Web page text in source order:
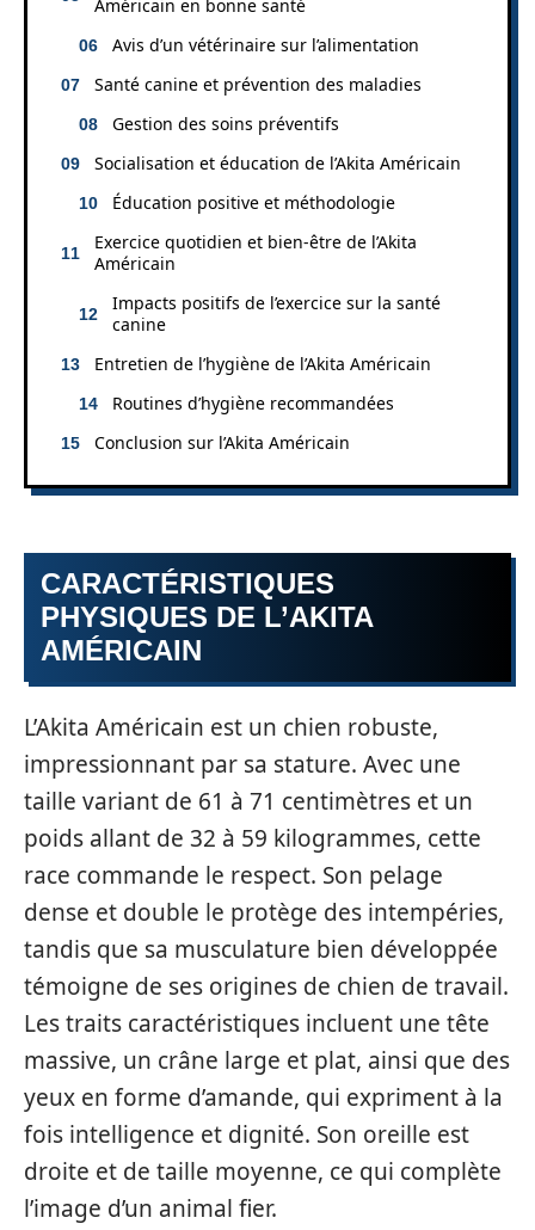
Américain en bonne santé
Avis d’un vétérinaire sur l’alimentation
Santé canine et prévention des maladies
Gestion des soins préventifs
Socialisation et éducation de l’Akita Américain
Éducation positive et méthodologie
Exercice quotidien et bien-être de l’Akita
Américain
Impacts positifs de l’exercice sur la santé
canine
Entretien de l’hygiène de l’Akita Américain
Routines d’hygiène recommandées
Conclusion sur l’Akita Américain
CARACTÉRISTIQUES
PHYSIQUES DE L’AKITA
AMÉRICAIN
L’Akita Américain est un chien robuste,
impressionnant par sa stature. Avec une
taille variant de 61 à 71 centimètres et un
poids allant de 32 à 59 kilogrammes, cette
race commande le respect. Son pelage
dense et double le protège des intempéries,
tandis que sa musculature bien développée
témoigne de ses origines de chien de travail.
Les traits caractéristiques incluent une tête
massive, un crâne large et plat, ainsi que des
yeux en forme d’amande, qui expriment à la
fois intelligence et dignité. Son oreille est
droite et de taille moyenne, ce qui complète
l’image d’un animal fier.